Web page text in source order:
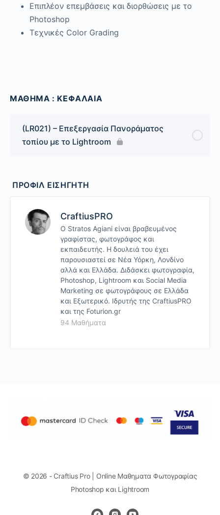
Επιπλέον επεμβάσεις και διορθώσεις με το
Photoshop
Τεχνικές Color Grading
ΜΑΘΗΜΑ : ΚΕΦΑΛΑΙΑ
(LR021) – Επεξεργασία Πανοράματος
τοπίου με το Lightroom
ΠΡΟΦΊΛ ΕΙΣΗΓΗΤΉ
CraftiusPRO
Ο Stratos Agiani είναι βραβευμένος
γραφίστας, φωτογράφος και
εκπαιδευτής. Η δουλειά του έχει
παρουσιαστεί σε Νέα Υόρκη, Λονδίνο
αλλά και Ελλάδα. Διδάσκει φωτογραφία,
Photoshop, Lightroom και Social Media
Mαrketing σε φωτογράφους σε Ελλάδα
και Εξωτερικό. Ιδρυτής της CraftiusPRO
και της Foturion.gr
94 Μαθήματα
© 2026 - Craftius Pro | Online Μαθηματα Φωτογραφίας
Photoshop και Lightroom